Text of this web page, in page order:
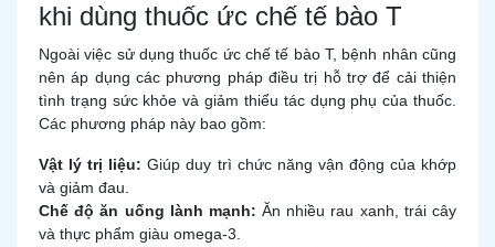
khi dùng thuốc ức chế tế bào T
Ngoài việc sử dụng thuốc ức chế tế bào T, bệnh nhân cũng
nên áp dụng các phương pháp điều trị hỗ trợ để cải thiện
tình trạng sức khỏe và giảm thiểu tác dụng phụ của thuốc.
Các phương pháp này bao gồm:
Vật lý trị liệu: Giúp duy trì chức năng vận động của khớp
và giảm đau.
Chế độ ăn uống lành mạnh: Ăn nhiều rau xanh, trái cây
và thực phẩm giàu omega-3.